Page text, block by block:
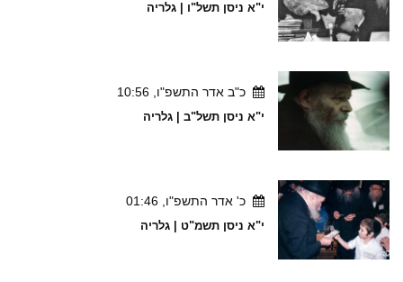
י"א ניסן תשל"ו | גלריה
כ"ב אדר התשפ"ו, 10:56
י"א ניסן תשל"ב | גלריה
כ' אדר התשפ"ו, 01:46
י"א ניסן תשמ"ט | גלריה